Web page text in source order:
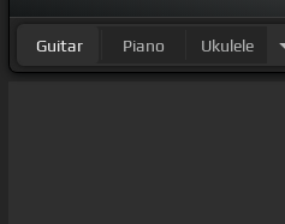
Guitar Piano Ukulele